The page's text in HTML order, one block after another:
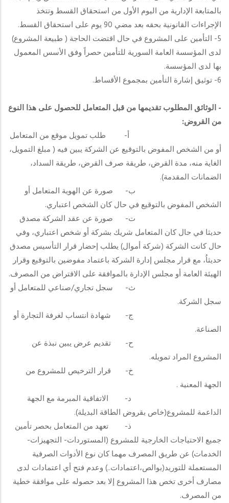
بالمتابعة الإدارية من اليوم الأول من استحقاق القسط وتتخذ
الإجراءات القانونية بحقه بعد مضي 90 يوم على استحقاق القسط.
5- التأمين على المشروع في حال اقتضت الحاجة ( طبيعة المشروع)
لدى المؤسسة العامة السورية للتأمين حصراً وفق الأسس المعمول
بها لدى المؤسسة.
6- توثيق إشارة التأمين بمجموع الأقساط.
- الوثائق المطلوب تقديمها من قبل المتعامل للحصول على هذا النوع
من القروض:
أ‌- طلب تمويل موقع من المتعامل
أو من الشخص المفوض بالتوقيع عن الشركة يبين فيه ( مبلغ التمويل،
الغاية منه، مدة القرض، طريقة صرف القرض، طريقة السداد،
الضمانات المقدمة).
ب‌- صورة عن الهوية المتعامل أو
الشخص المفوض بالتوقيع في حال كان الشخص اعتباري.
ت‌- صورة عن عقد الشركة مصدق
حديثا في حال كان المتعامل شريك بشركة أو شخص اعتباري، وفي
حال كانت الشركة (شركة أموال) يطلب إحضار قرار التأسيس مصدق
حديثاُ، مع قرار مجلس إدارة الشركة باعتماد مفوضين بالتوقيع وقرار
الهيئة العامة أو مجلس الإدارة بالموافقة على الاقتراض من المصرف.
ث‌- سجل تجاري/صناعي للمتعامل أو
سجل الشركة.
ج‌- شهادة انتساب لغرفة التجارة أو
الصناعة.
ح‌- تقديم عرض يبين نبذة عن
المشروع المراد تمويله.
خ‌- قرار الترخيص للمشروع من
الجهة المعنية .
د‌- الاتفاقية المبرمة مع الجهة
الداعمة للمشروع(خاص بقروض الطاقة البديلة).
ذ‌- تعهد من المتعامل بحصر تأمين
جميع الاحتياجات الخارجية للمشروع (المستوردات- التجهيزات-
الخدمات) عن طريق المصرف مهما كان نوع الأدوات الصرفية
المستعملة للتوريد(بوالص،اعتمادات..) وعدم فتح أي اعتمادات لدى
مصارف أخرى تخص هذا المشروع إلا بعد حصوله على موافقة خطية
من المصرف.